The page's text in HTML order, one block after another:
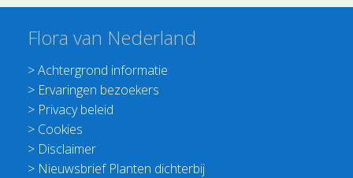
Flora van Nederland
>Achtergrond informatie
> Ervaringen bezoekers
> Privacy beleid
> Cookies
> Disclaimer
> Nieuwsbrief Planten dichterbij